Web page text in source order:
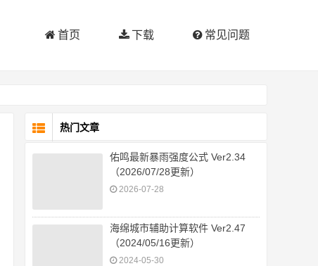
首页 下载 常见问题
热门文章
佑鸣最新暴雨强度公式 Ver2.34
（2026/07/28更新）
2026-07-28
海绵城市辅助计算软件 Ver2.47
（2024/05/16更新）
2024-05-30